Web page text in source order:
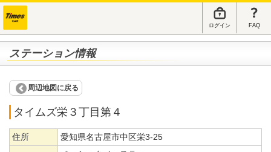
ログイン FAQ
ステーション情報
周辺地図に戻る
タイムズ栄３丁目第４
住所 愛知県名古屋市中区栄3-25